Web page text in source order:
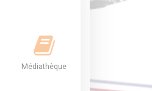
Médiathèque